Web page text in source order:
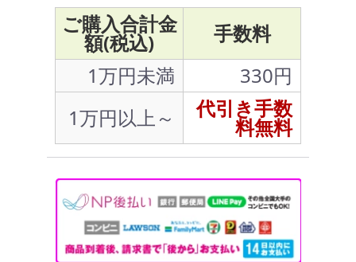
ご購入合計金
額(税込)
手数料
1万円未満
330円
1万円以上～
代引き手数
料無料